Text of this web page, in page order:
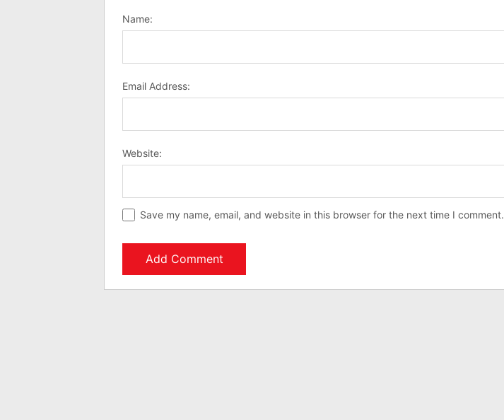
Name:
Email Address:
Website:
Save my name, email, and website in this browser for the next time I comment.